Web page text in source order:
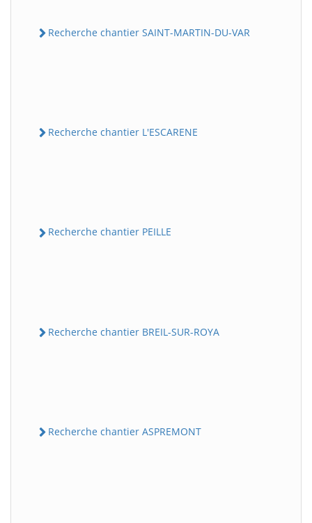
Recherche chantier SAINT-MARTIN-DU-VAR
Recherche chantier L'ESCARENE
Recherche chantier PEILLE
Recherche chantier BREIL-SUR-ROYA
Recherche chantier ASPREMONT